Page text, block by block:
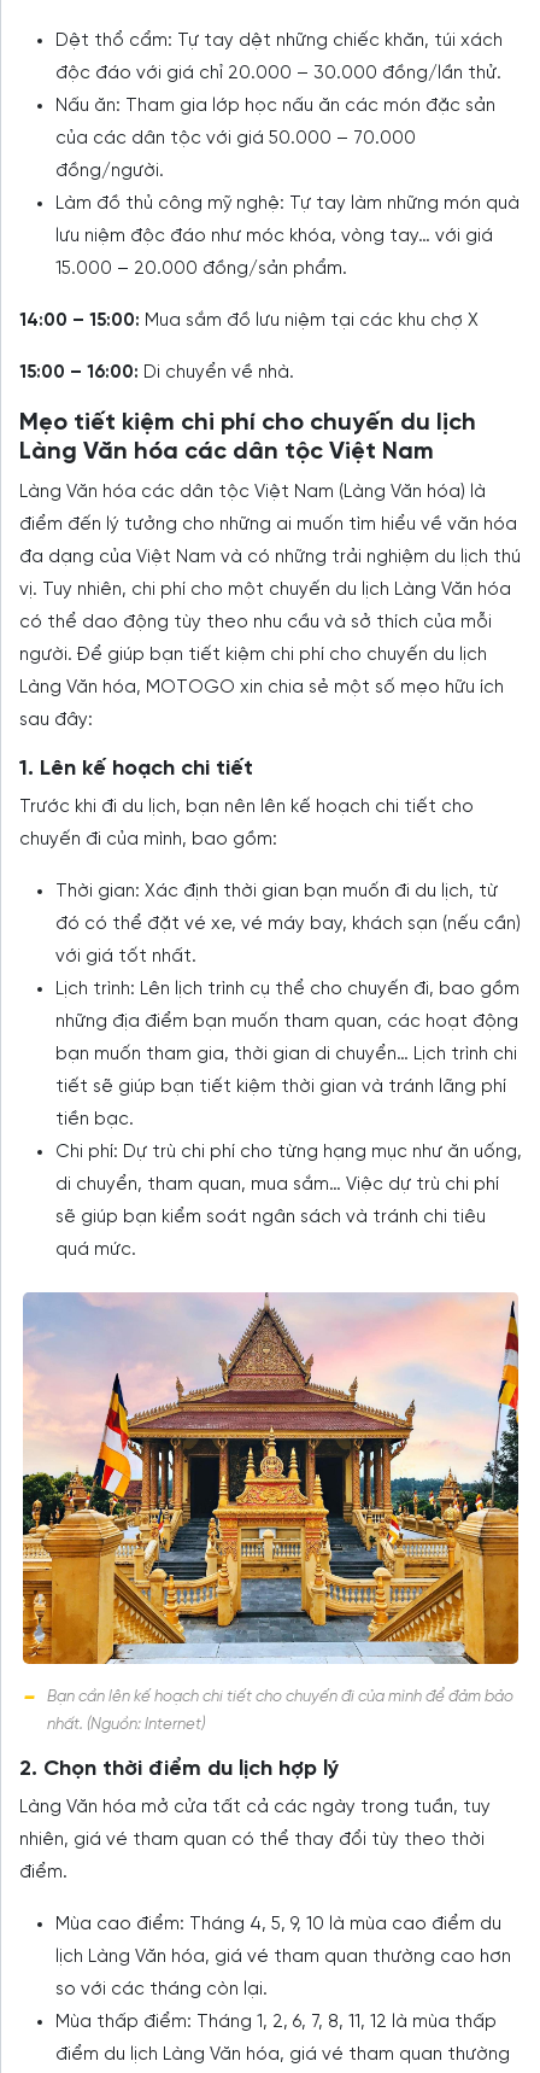
Dệt thổ cẩm: Tự tay dệt những chiếc khăn, túi xách
độc đáo với giá chỉ 20.000 – 30.000 đồng/lần thử.
Nấu ăn: Tham gia lớp học nấu ăn các món đặc sản
của các dân tộc với giá 50.000 – 70.000
đồng/người.
Làm đồ thủ công mỹ nghệ: Tự tay làm những món quà
lưu niệm độc đáo như móc khóa, vòng tay… với giá
15.000 – 20.000 đồng/sản phẩm.
14:00 – 15:00: Mua sắm đồ lưu niệm tại các khu chợ X
15:00 – 16:00: Di chuyển về nhà.
Mẹo tiết kiệm chi phí cho chuyến du lịch
Làng Văn hóa các dân tộc Việt Nam
Làng Văn hóa các dân tộc Việt Nam (Làng Văn hóa) là
điểm đến lý tưởng cho những ai muốn tìm hiểu về văn hóa
đa dạng của Việt Nam và có những trải nghiệm du lịch thú
vị. Tuy nhiên, chi phí cho một chuyến du lịch Làng Văn hóa
có thể dao động tùy theo nhu cầu và sở thích của mỗi
người. Để giúp bạn tiết kiệm chi phí cho chuyến du lịch
Làng Văn hóa, MOTOGO xin chia sẻ một số mẹo hữu ích
sau đây:
1. Lên kế hoạch chi tiết
Trước khi đi du lịch, bạn nên lên kế hoạch chi tiết cho
chuyến đi của mình, bao gồm:
Thời gian: Xác định thời gian bạn muốn đi du lịch, từ
đó có thể đặt vé xe, vé máy bay, khách sạn (nếu cần)
với giá tốt nhất.
Lịch trình: Lên lịch trình cụ thể cho chuyến đi, bao gồm
những địa điểm bạn muốn tham quan, các hoạt động
bạn muốn tham gia, thời gian di chuyển… Lịch trình chi
tiết sẽ giúp bạn tiết kiệm thời gian và tránh lãng phí
tiền bạc.
Chi phí: Dự trù chi phí cho từng hạng mục như ăn uống,
di chuyển, tham quan, mua sắm… Việc dự trù chi phí
sẽ giúp bạn kiểm soát ngân sách và tránh chi tiêu
quá mức.
Bạn cần lên kế hoạch chi tiết cho chuyến đi của mình để đảm bảo
nhất. (Nguồn: Internet)
2. Chọn thời điểm du lịch hợp lý
Làng Văn hóa mở cửa tất cả các ngày trong tuần, tuy
nhiên, giá vé tham quan có thể thay đổi tùy theo thời
điểm.
Mùa cao điểm: Tháng 4, 5, 9, 10 là mùa cao điểm du
lịch Làng Văn hóa, giá vé tham quan thường cao hơn
so với các tháng còn lại.
Mùa thấp điểm: Tháng 1, 2, 6, 7, 8, 11, 12 là mùa thấp
điểm du lịch Làng Văn hóa, giá vé tham quan thường